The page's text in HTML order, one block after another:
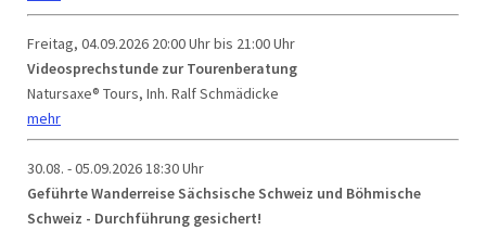
Freitag, 04.09.2026 20:00 Uhr bis 21:00 Uhr
Videosprechstunde zur Tourenberatung
Natursaxe® Tours, Inh. Ralf Schmädicke
mehr
30.08. - 05.09.202618:30 Uhr
Geführte Wanderreise Sächsische Schweiz und Böhmische
Schweiz - Durchführung gesichert!